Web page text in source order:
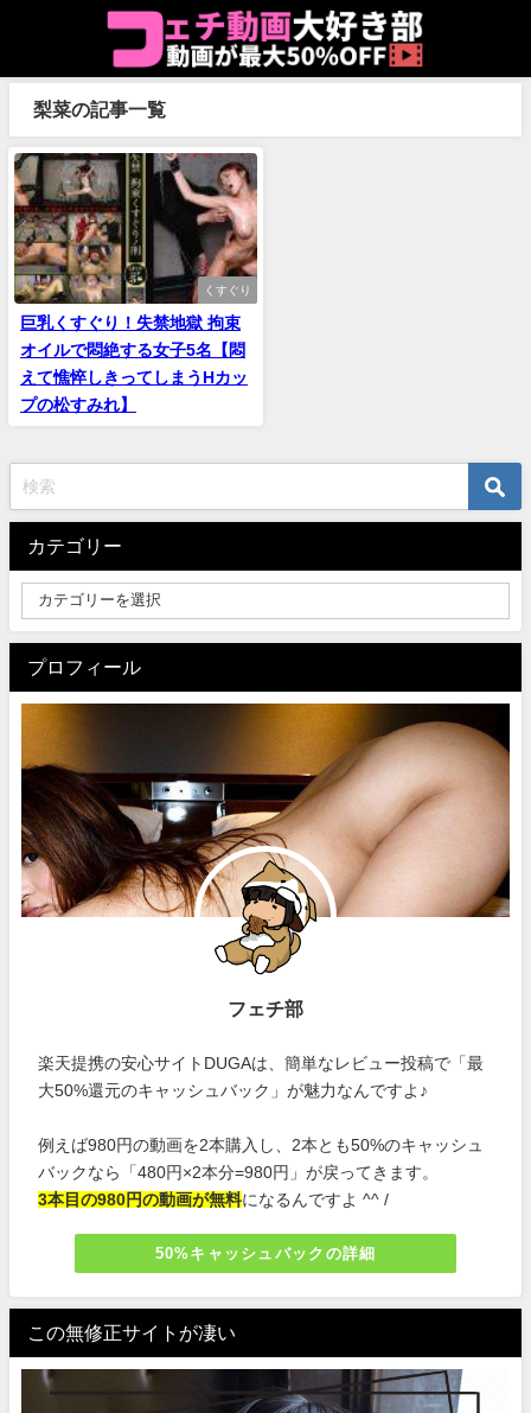
梨菜の記事一覧
くすぐり
巨乳くすぐり！失禁地獄 拘束
オイルで悶絶する女子5名【悶
えて憔悴しきってしまうHカッ
プの松すみれ】
カテゴリー
プロフィール
フェチ部
楽天提携の安心サイトDUGAは、簡単なレビュー投稿で「最
大50%還元のキャッシュバック」が魅力なんですよ♪
例えば980円の動画を2本購入し、2本とも50%のキャッシュ
バックなら「480円×2本分=980円」が戻ってきます。
3本目の980円の動画が無料になるんですよ ^^ /
50%キャッシュバックの詳細
この無修正サイトが凄い